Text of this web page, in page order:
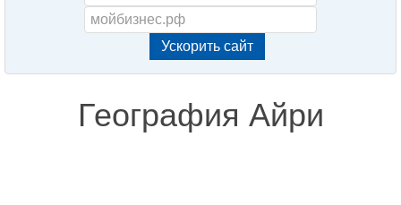
География Айри